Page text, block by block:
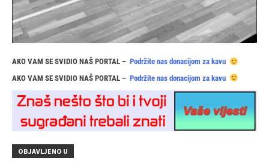
AKO VAM SE SVIDIO NAŠ PORTAL – Podržite nas donacijom za kavu
AKO VAM SE SVIDIO NAŠ PORTAL – Podržite nas donacijom za kavu
OBJAVLJENO U